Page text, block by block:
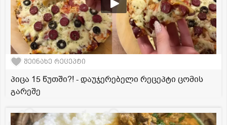
შეინახე რეცეპტი
პიცა 15 წუთში?! - დაუჯერებელი რეცეპტი ცომის
გარეშე